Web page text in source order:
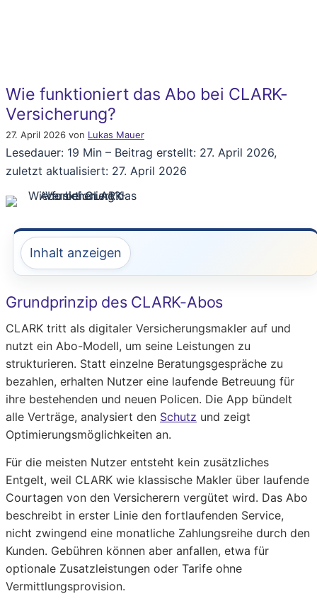
Wie funktioniert das Abo bei CLARK-
Versicherung?
27. April 2026 von Lukas Mauer
Lesedauer: 19 Min – Beitrag erstellt: 27. April 2026,
zuletzt aktualisiert: 27. April 2026
Inhalt anzeigen
Grundprinzip des CLARK-Abos
CLARK tritt als digitaler Versicherungsmakler auf und
nutzt ein Abo-Modell, um seine Leistungen zu
strukturieren. Statt einzelne Beratungsgespräche zu
bezahlen, erhalten Nutzer eine laufende Betreuung für
ihre bestehenden und neuen Policen. Die App bündelt
alle Verträge, analysiert den Schutz und zeigt
Optimierungsmöglichkeiten an.
Für die meisten Nutzer entsteht kein zusätzliches
Entgelt, weil CLARK wie klassische Makler über laufende
Courtagen von den Versicherern vergütet wird. Das Abo
beschreibt in erster Linie den fortlaufenden Service,
nicht zwingend eine monatliche Zahlungsreihe durch den
Kunden. Gebühren können aber anfallen, etwa für
optionale Zusatzleistungen oder Tarife ohne
Vermittlungsprovision.